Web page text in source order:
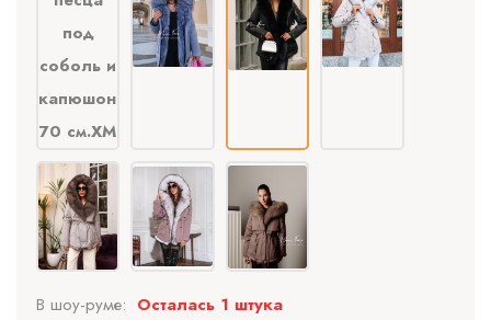
В шоу-руме: Осталась 1 штука